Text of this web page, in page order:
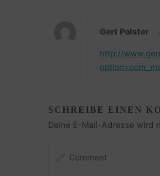
Gert Polster
http://
SCHREIBE EINEN
Deine E-Mail-Adresse wird